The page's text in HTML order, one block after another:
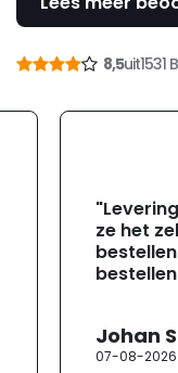
8,5uit1531
ze het
Johan
07-08-2026